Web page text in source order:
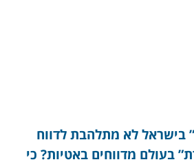
בישראל לא מתלהבת לדווח
בעולם מדווחים באטיות? כי